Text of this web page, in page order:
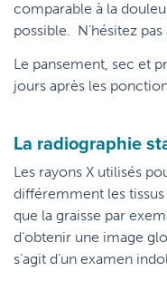
comparable à la
possible. N’hésitez
Le pansement, sec et
jours après les
La radiographie
Les rayons X utilisés
différemment les tissus
que la graisse par
d’obtenir une image
s’agit d’un examen